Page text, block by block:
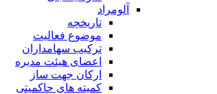
آلومراد
تاریخچه
موضوع فعالیت
ترکیب سهامداران
اعضای هیئت مدیره
ارکان جهت ساز
کمیته های حاکمیتی